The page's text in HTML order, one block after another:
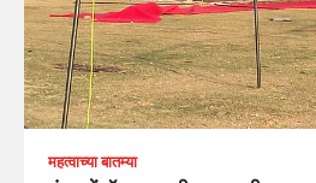
महत्वाच्या बातम्या